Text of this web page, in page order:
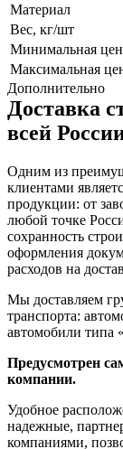
Материал
Вес, кг/шт
Минимальная
Максимальная
Дополнительно
Доставка
всей
Одним из
клиентами
продукции: от
любой точке
сохранность
оформления
расходов на
Мы доставляем
транспорта:
автомобили типа
Предусмотрен
компании.
Удобное
надежные,
компаниями,